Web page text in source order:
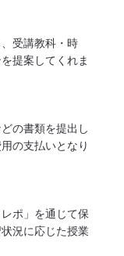
受講教科・時
提案してくれま
の書類を提出し
の支払いとなり
ポ」を通じて保
況に応じた授業